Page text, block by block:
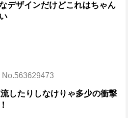
デザインだけどこれはちゃん
したりしなけりゃ多少の衝撃